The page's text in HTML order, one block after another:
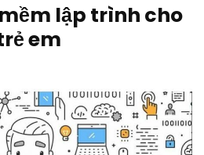
lập trình cho
em